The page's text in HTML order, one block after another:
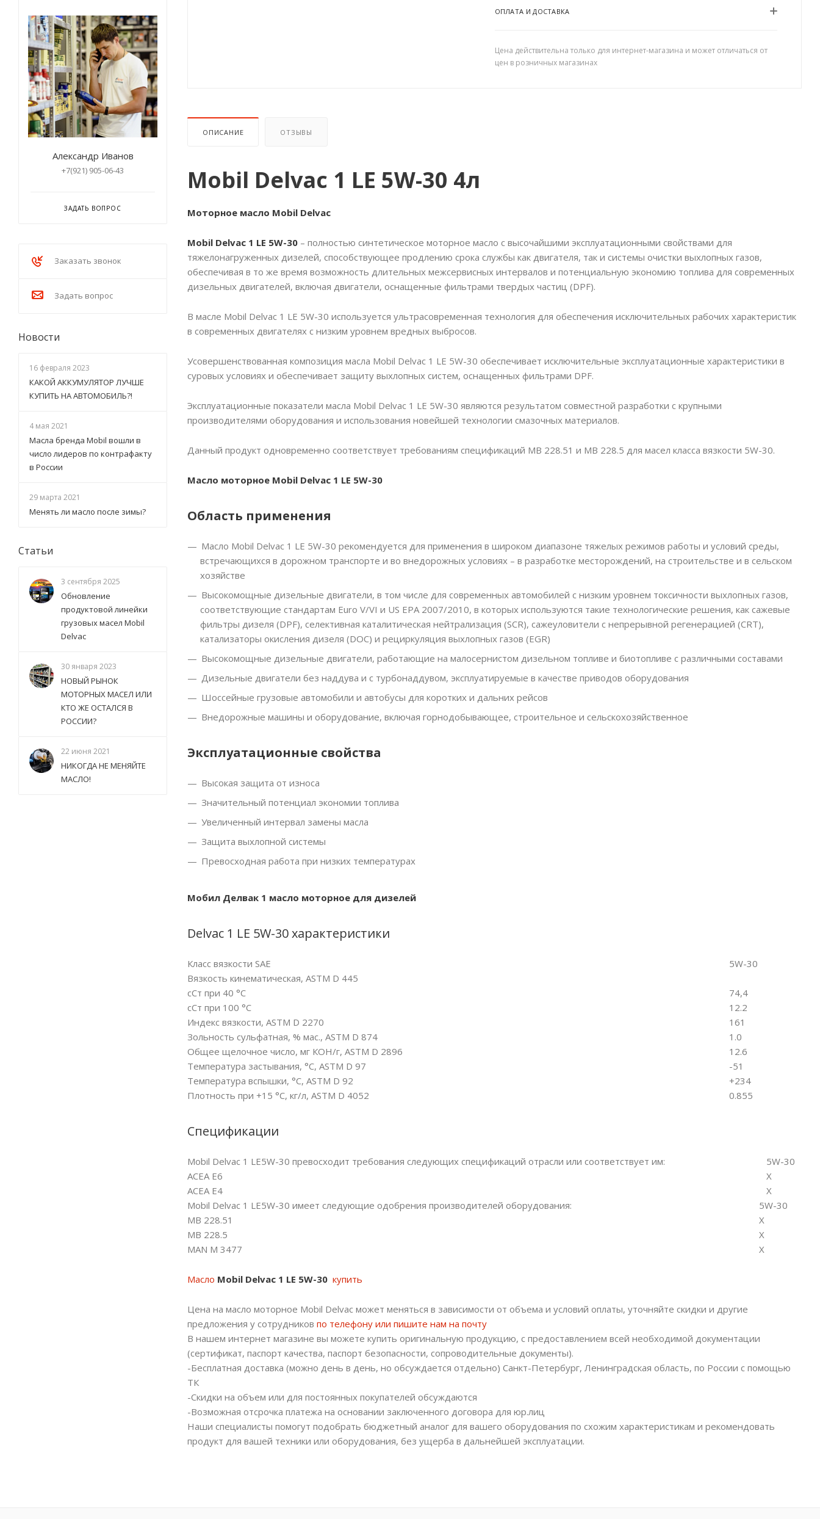
ОПЛАТА И ДОСТАВКА
Цена действительна только для интернет-магазина и может отличаться от
цен в розничных магазинах
ОПИСАНИЕ ОТЗЫВЫ
Mobil Delvac 1 LE 5W-30 4л
Моторное масло Mobil Delvac
Mobil Delvac 1 LE 5W-30 – полностью синтетическое моторное масло с высочайшими эксплуатационными свойствами для
тяжелонагруженных дизелей, способствующее продлению срока службы как двигателя, так и системы очистки выхлопных газов,
обеспечивая в то же время возможность длительных межсервисных интервалов и потенциальную экономию топлива для современных
дизельных двигателей, включая двигатели, оснащенные фильтрами твердых частиц (DPF).
В масле Mobil Delvac 1 LE 5W-30 используется ультрасовременная технология для обеспечения исключительных рабочих характеристик
в современных двигателях с низким уровнем вредных выбросов.
Усовершенствованная композиция масла Mobil Delvac 1 LE 5W-30 обеспечивает исключительные эксплуатационные характеристики в
суровых условиях и обеспечивает защиту выхлопных систем, оснащенных фильтрами DPF.
Эксплуатационные показатели масла Mobil Delvac 1 LE 5W-30 являются результатом совместной разработки с крупными
производителями оборудования и использования новейшей технологии смазочных материалов.
Данный продукт одновременно соответствует требованиям спецификаций MB 228.51 и MB 228.5 для масел класса вязкости 5W-30.
Масло моторное Mobil Delvac 1 LE 5W-30
Область применения
Масло Mobil Delvac 1 LE 5W-30 рекомендуется для применения в широком диапазоне тяжелых режимов работы и условий среды,
встречающихся в дорожном транспорте и во внедорожных условиях – в разработке месторождений, на строительстве и в сельском
хозяйстве
Высокомощные дизельные двигатели, в том числе для современных автомобилей с низким уровнем токсичности выхлопных газов,
соответствующие стандартам Euro V/VI и US EPA 2007/2010, в которых используются такие технологические решения, как сажевые
фильтры дизеля (DPF), селективная каталитическая нейтрализация (SCR), сажеуловители с непрерывной регенерацией (CRT),
катализаторы окисления дизеля (DOC) и рециркуляция выхлопных газов (EGR)
Высокомощные дизельные двигатели, работающие на малосернистом дизельном топливе и биотопливе с различными составами
Дизельные двигатели без наддува и с турбонаддувом, эксплуатируемые в качестве приводов оборудования
Шоссейные грузовые автомобили и автобусы для коротких и дальних рейсов
Внедорожные машины и оборудование, включая горнодобывающее, строительное и сельскохозяйственное
Эксплуатационные свойства
Высокая защита от износа
Значительный потенциал экономии топлива
Увеличенный интервал замены масла
Защита выхлопной системы
Превосходная работа при низких температурах
Мобил Делвак 1 масло моторное для дизелей
Delvac 1 LE 5W-30 характеристики
Класс вязкости SAE
5W-30
Вязкость кинематическая, ASTM D 445
сСт при 40 °C
74,4
сСт при 100 °С
12.2
Индекс вязкости, ASTM D 2270
161
Зольность сульфатная, % мас., ASTM D 874
1.0
Общее щелочное число, мг КОН/г, ASTM D 2896
12.6
Температура застывания, °C, ASTM D 97
-51
Температура вспышки, °C, ASTM D 92
+234
Плотность при +15 °С, кг/л, ASTM D 4052
0.855
Спецификации
Mobil Delvac 1 LE5W-30 превосходит требования следующих спецификаций отрасли или соответствует им:
5W-30
ACEA E6
X
ACEA E4
X
Mobil Delvac 1 LE5W-30 имеет следующие одобрения производителей оборудования:
5W-30
MB 228.51
X
MB 228.5
X
MAN M 3477
X
Масло Mobil Delvac 1 LE 5W-30 купить
Цена на масло моторное Mobil Delvac может меняться в зависимости от объема и условий оплаты, уточняйте скидки и другие
предложения у сотрудников по телефону или пишите нам на почту
В нашем интернет магазине вы можете купить оригинальную продукцию, с предоставлением всей необходимой документации
(сертификат, паспорт качества, паспорт безопасности, сопроводительные документы).
-Бесплатная доставка (можно день в день, но обсуждается отдельно) Санкт-Петербург, Ленинградская область, по России с помощью
ТК
-Скидки на объем или для постоянных покупателей обсуждаются
-Возможная отсрочка платежа на основании заключенного договора для юр.лиц
Наши специалисты помогут подобрать бюджетный аналог для вашего оборудования по схожим характеристикам и рекомендовать
продукт для вашей техники или оборудования, без ущерба в дальнейшей эксплуатации.
Александр Иванов
+7(921) 905-06-43
ЗАДАТЬ ВОПРОС
Заказать звонок
Задать вопрос
Новости
16 февраля 2023
КАКОЙ АККУМУЛЯТОР ЛУЧШЕ
КУПИТЬ НА АВТОМОБИЛЬ?!
4 мая 2021
Масла бренда Mobil вошли в
число лидеров по контрафакту
в России
29 марта 2021
Менять ли масло после зимы?
Статьи
3 сентября 2025
Обновление
продуктовой линейки
грузовых масел Mobil
Delvac
30 января 2023
НОВЫЙ РЫНОК
МОТОРНЫХ МАСЕЛ ИЛИ
КТО ЖЕ ОСТАЛСЯ В
РОССИИ?
22 июня 2021
НИКОГДА НЕ МЕНЯЙТЕ
МАСЛО!